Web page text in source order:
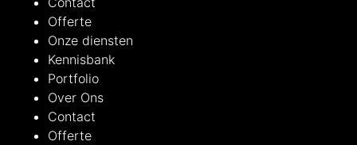
Offerte
Onze diensten
Kennisbank
Portfolio
Over Ons
Contact
Offerte